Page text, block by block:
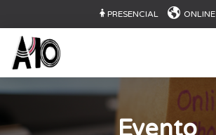
PRESENCIAL ONLINE
Evento